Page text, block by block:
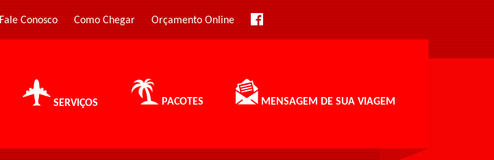
Fale Conosco Como Chegar Orçamento Online
SERVIÇOS PACOTES MENSAGEM DE SUA VIAGEM